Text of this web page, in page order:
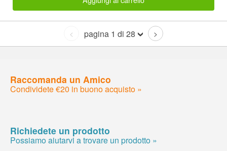
< pagina 1 di 28 >
Raccomanda un Amico
Condividete €20 in buono acquisto »
Richiedete un prodotto
Possiamo aiutarvi a trovare un prodotto »